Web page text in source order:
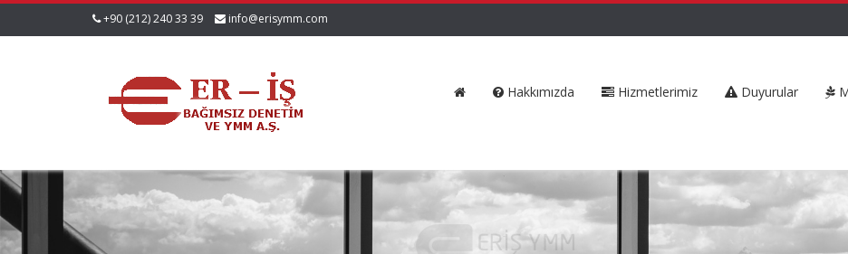
+90 (212) 240 33 39 info@erisymm.com
Hakkımızda Hizmetlerimiz Duyurular